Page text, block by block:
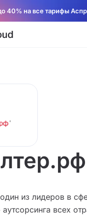
40% на все тарифы
из лидеров в
аутсорсинга всех